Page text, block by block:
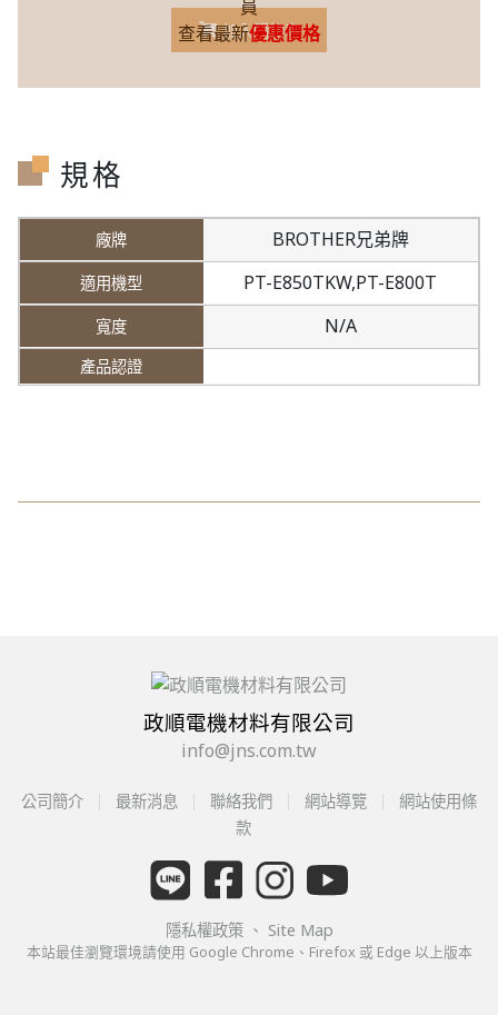
員
查看最新優惠價格
加入購物車
規格
BROTHER兄弟牌
PT-E850TKW,PT-E800T
N/A
政順電機材料有限公司
info@jns.com.tw
公司簡介 最新消息 聯絡我們 網站導覽
網站使用條
款
隱私權政策 、 Site Map
本站最佳瀏覽環境請使用 Google Chrome、Firefox 或 Edge 以上版本